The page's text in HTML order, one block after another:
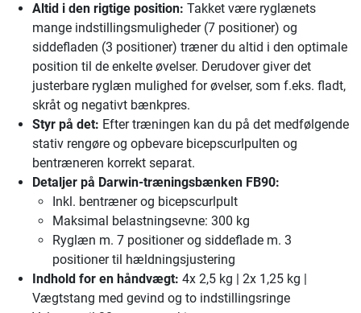
Altid i den rigtige position: Takket være ryglænets
mange indstillingsmuligheder (7 positioner) og
siddefladen (3 positioner) træner du altid i den optimale
position til de enkelte øvelser. Derudover giver det
justerbare ryglæn mulighed for øvelser, som f.eks. fladt,
skråt og negativt bænkpres.
Styr på det: Efter træningen kan du på det medfølgende
stativ rengøre og opbevare bicepscurlpulten og
bentræneren korrekt separat.
Detaljer på Darwin-træningsbænken FB90:
Inkl. bentræner og bicepscurlpult
Maksimal belastningsevne: 300 kg
Ryglæn m. 7 positioner og siddeflade m. 3
positioner til hældningsjustering
Indhold for en håndvægt: 4x 2,5 kg | 2x 1,25 kg |
Vægtstang med gevind og to indstillingsringe